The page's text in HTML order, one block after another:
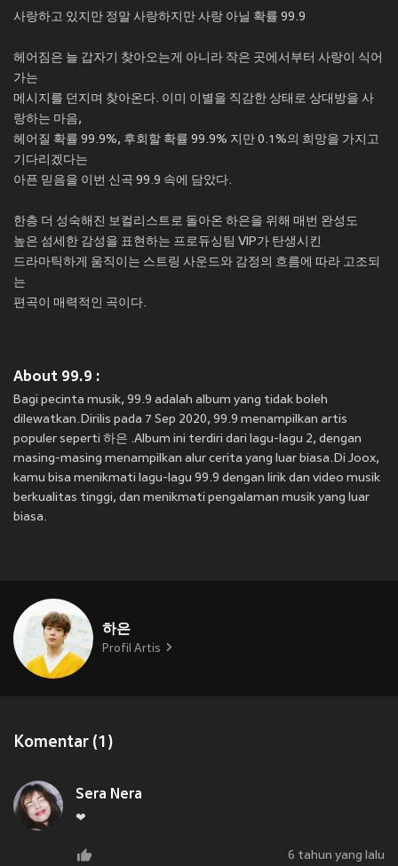
사랑하고 있지만 정말 사랑하지만 사랑 아닐 확률 99.9
헤어짐은 늘 갑자기 찾아오는게 아니라 작은 곳에서부터 사랑이 식어
가는
메시지를 던지며 찾아온다. 이미 이별을 직감한 상태로 상대방을 사
랑하는 마음,
헤어질 확률 99.9%, 후회할 확률 99.9% 지만 0.1%의 희망을 가지고
기다리겠다는
아픈 믿음을 이번 신곡 99.9 속에 담았다.
한층 더 성숙해진 보컬리스트로 돌아온 하은을 위해 매번 완성도
높은 섬세한 감성을 표현하는 프로듀싱팀 VIP가 탄생시킨
드라마틱하게 움직이는 스트링 사운드와 감정의 흐름에 따라 고조되
는
편곡이 매력적인 곡이다.
About 99.9 :
Bagi pecinta musik, 99.9 adalah album yang tidak boleh
dilewatkan.Dirilis pada 7 Sep 2020, 99.9 menampilkan artis
populer seperti 하은 .Album ini terdiri dari lagu-lagu 2, dengan
masing-masing menampilkan alur cerita yang luar biasa.Di Joox,
kamu bisa menikmati lagu-lagu 99.9 dengan lirik dan video musik
berkualitas tinggi, dan menikmati pengalaman musik yang luar
biasa.
하은
Profil Artis
Komentar (1)
Sera Nera
❤
6 tahun yang lalu